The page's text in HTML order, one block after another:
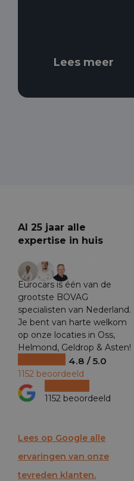
Lees meer
Al 25 jaar alle
expertise in huis
Eurocars is één van de
grootste BOVAG
specialisten van Nederland.
Je bent van harte welkom
op onze locaties in Oss,
Helmond, Geldrop & Asten!
4.8 / 5.0
1152 beoordeeld
1152 beoordeeld
Lees op Google alle
ervaringen van onze
tevreden klanten.